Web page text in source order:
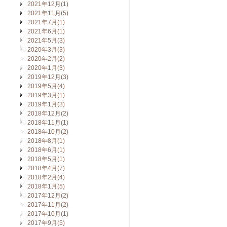
2021年12月(1)
2021年11月(5)
2021年7月(1)
2021年6月(1)
2021年5月(3)
2020年3月(3)
2020年2月(2)
2020年1月(3)
2019年12月(3)
2019年5月(4)
2019年3月(1)
2019年1月(3)
2018年12月(2)
2018年11月(1)
2018年10月(2)
2018年8月(1)
2018年6月(1)
2018年5月(1)
2018年4月(7)
2018年2月(4)
2018年1月(5)
2017年12月(2)
2017年11月(2)
2017年10月(1)
2017年9月(5)